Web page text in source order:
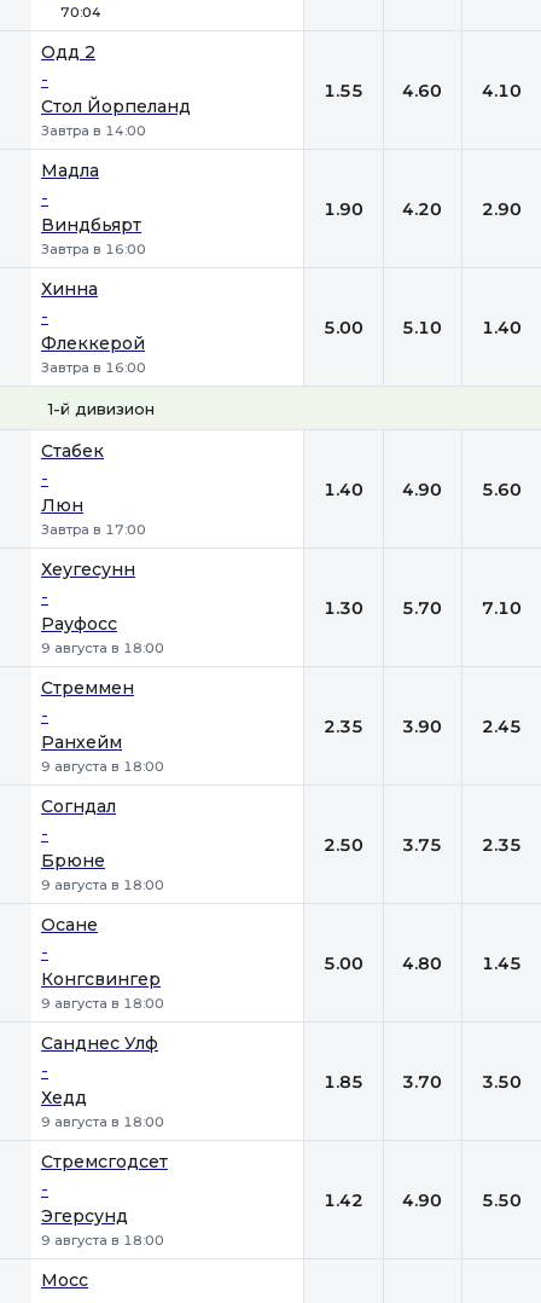
70:04
Одд 2
-
Стол Йорпеланд
Завтра в 14:00
1.55 4.60 4.10
Мадла
-
Виндбьярт
Завтра в 16:00
1.90 4.20 2.90
Хинна
-
Флеккерой
Завтра в 16:00
5.00 5.10 1.40
1-й дивизион
Стабек
-
Люн
Завтра в 17:00
1.40 4.90 5.60
Хеугесунн
-
Рауфосс
9 августа в 18:00
1.30 5.70 7.10
Стреммен
-
Ранхейм
9 августа в 18:00
2.35 3.90 2.45
Согндал
-
Брюне
9 августа в 18:00
2.50 3.75 2.35
Осане
-
Конгсвингер
9 августа в 18:00
5.00 4.80 1.45
Санднес Улф
-
Хедд
9 августа в 18:00
1.85 3.70 3.50
Стремсгодсет
-
Эгерсунд
9 августа в 18:00
1.42 4.90 5.50
Мосс